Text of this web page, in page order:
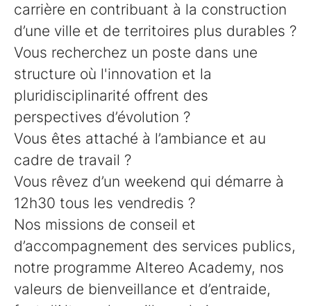
carrière en contribuant à la construction
d’une ville et de territoires plus durables ?
Vous recherchez un poste dans une
structure où l'innovation et la
pluridisciplinarité offrent des
perspectives d’évolution ?
Vous êtes attaché à l’ambiance et au
cadre de travail ?
Vous rêvez d’un weekend qui démarre à
12h30 tous les vendredis ?
Nos missions de conseil et
d’accompagnement des services publics,
notre programme Altereo Academy, nos
valeurs de bienveillance et d’entraide,